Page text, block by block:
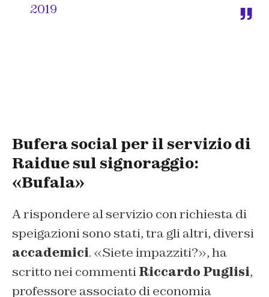
2019
Bufera social per il servizio di
Raidue sul signoraggio:
«Bufala»
A rispondere al servizio con richiesta di
speigazioni sono stati, tra gli altri, diversi
accademici. «Siete impazziti?», ha
scritto nei commentiRiccardo Puglisi,
professore associato di economia